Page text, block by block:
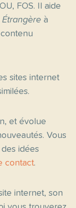
FOS. Il aide
à
sites internet
et évolue
Vous
idées
contact.
internet, son